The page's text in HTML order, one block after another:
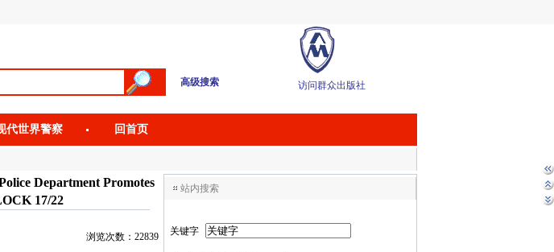
高级搜索 访问群众出版社
代世界警察 回首页
Department Promotes
17/22
浏览次数：22839
站内搜索
关键字